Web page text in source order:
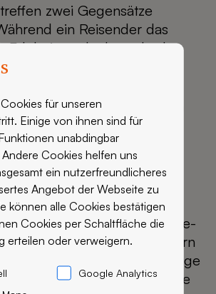
zwei Gegensätze
ein Reisender das
Erlebnis sucht, braucht der
im hektischen Treiben.
Feinbäcker am Köln Bonn
beides perfekt
Theke
Theke mit ihren hellen Eiche-
nur ein Hingucker, sondern
Überblick über das vielfältige
daneben zeigt die gläserne
für unseren
Einige von ihnen sind für
unabdingbar
Andere Cookies helfen uns
ein nutzerfreundlicheres
Angebot der Webseite zu
können alle Cookies bestätigen
Cookies per Schaltfläche die
erteilen oder verweigern.
Google Analytics